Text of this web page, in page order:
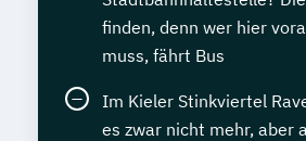
finden, denn wer hier
muss, fährt Bus
Im Kieler Stinkviertel
es zwar nicht mehr, aber